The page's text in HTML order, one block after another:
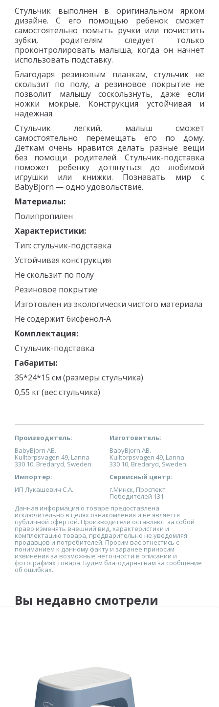
Стульчик выполнен в оригинальном ярком
дизайне. С его помощью ребенок сможет
самостоятельно помыть ручки или почистить
зубки, родителям следует только
проконтролировать малыша, когда он начнет
использовать подставку.
Благодаря резиновым планкам, стульчик не
скользит по полу, а резиновое покрытие не
позволит малышу соскользнуть, даже если
ножки мокрые. Конструкция устойчивая и
надежная.
Стульчик легкий, малыш сможет
самостоятельно перемещать его по дому.
Деткам очень нравится делать разные вещи
без помощи родителей. Стульчик-подставка
поможет ребенку дотянуться до любимой
игрушки или книжки. Познавать мир с
BabyBjorn — одно удовольствие.
Материалы:
Полипропилен
Характеристики:
Тип: стульчик-подставка
Устойчивая конструкция
Не скользит по полу
Резиновое покрытие
Изготовлен из экологически чистого материала
Не содержит бисфенол-А
Комплектация:
Стульчик-подставка
Габариты:
35*24*15 см (размеры стульчика)
0,55 кг (вес стульчика)
Производитель:
BabyBjorn AB.
Kulltorpsvagen 49, Lanna
330 10, Bredaryd, Sweden.
Изготовитель:
BabyBjorn AB.
Kulltorpsvagen 49, Lanna
330 10, Bredaryd, Sweden.
Импортер:
ИП Лукашевич С.А.
Сервисный центр:
г.Минск, Проспект
Победителей 131
Данная информация о товаре предоставлена
исключительно в целях ознакомления и не является
публичной офертой. Производители оставляют за собой
право изменять внешний вид, характеристики и
комплектацию товара, предварительно не уведомляя
продавцов и потребителей. Просим вас отнестись с
пониманием к данному факту и заранее приносим
извинения за возможные неточности в описании и
фотографиях товара. Будем благодарны вам за сообщение
об ошибках.
Вы недавно смотрели